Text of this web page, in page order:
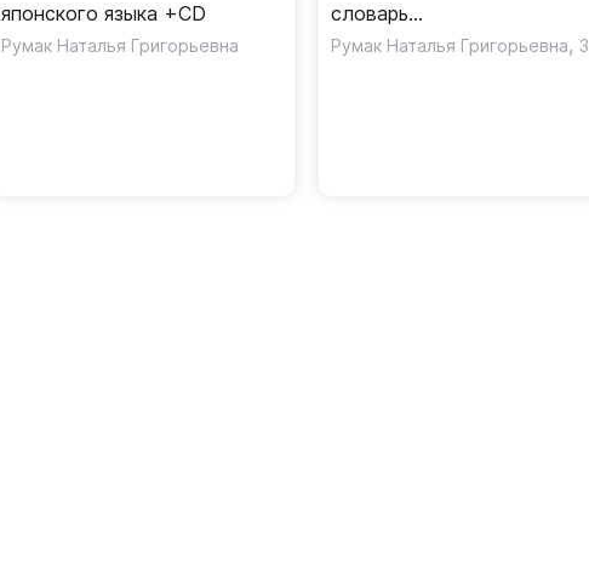
японского языка +CD
Румак Наталья Григорьевна
словарь
ономатопоэтических слов
Румак Наталья Григорьевна, Зотова Ольга Павловна